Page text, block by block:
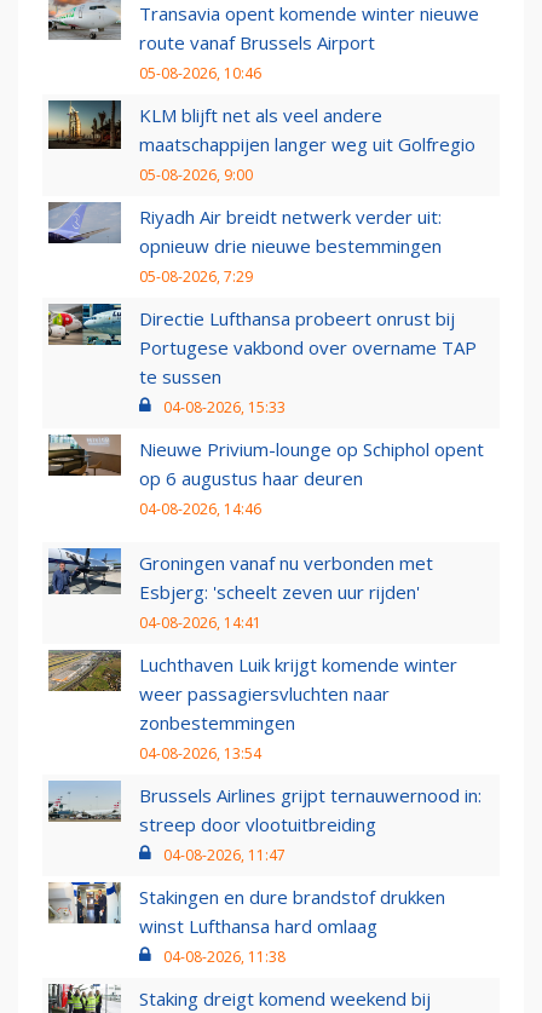
Transavia opent komende winter nieuwe
route vanaf Brussels Airport
05-08-2026, 10:46
KLM blijft net als veel andere
maatschappijen langer weg uit Golfregio
05-08-2026, 9:00
Riyadh Air breidt netwerk verder uit:
opnieuw drie nieuwe bestemmingen
05-08-2026, 7:29
Directie Lufthansa probeert onrust bij
Portugese vakbond over overname TAP
te sussen
04-08-2026, 15:33
Nieuwe Privium-lounge op Schiphol opent
op 6 augustus haar deuren
04-08-2026, 14:46
Groningen vanaf nu verbonden met
Esbjerg: 'scheelt zeven uur rijden'
04-08-2026, 14:41
Luchthaven Luik krijgt komende winter
weer passagiersvluchten naar
zonbestemmingen
04-08-2026, 13:54
Brussels Airlines grijpt ternauwernood in:
streep door vlootuitbreiding
04-08-2026, 11:47
Stakingen en dure brandstof drukken
winst Lufthansa hard omlaag
04-08-2026, 11:38
Staking dreigt komend weekend bij